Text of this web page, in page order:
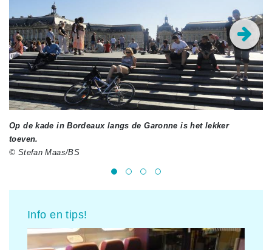
Op de kade in Bordeaux langs de Garonne is het lekker
toeven.
© Stefan Maas/BS
Info en tips!